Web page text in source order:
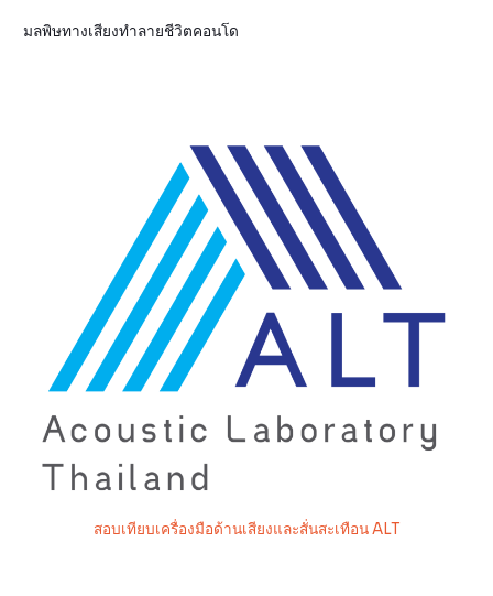
มลพิษทางเสียงทำลายชีวิตคอนโด
สอบเทียบเครื่องมือด้านเสียงและสั่นสะเทือน ALT